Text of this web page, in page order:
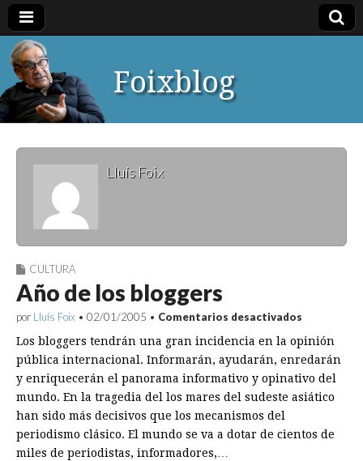
Foixblog
Lluís Foix
CULTURA
Año de los bloggers
por Lluís Foix • 02/01/2005 • Comentarios desactivados
de
los
bloggers
Los bloggers tendrán una gran incidencia en la opinión
pública internacional. Informarán, ayudarán, enredarán
y enriquecerán el panorama informativo y opinativo del
mundo. En la tragedia del los mares del sudeste asiático
han sido más decisivos que los mecanismos del
periodismo clásico. El mundo se va a dotar de cientos de
miles de periodistas, informadores,…